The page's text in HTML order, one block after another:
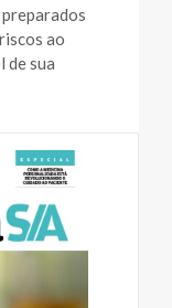
ao
de sua